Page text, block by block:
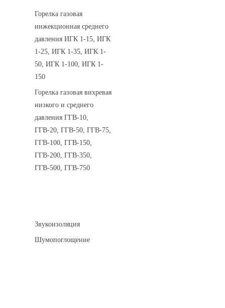
Горелка газовая
инжекционная среднего
давления ИГК 1-15, ИГК
1-25, ИГК 1-35, ИГК 1-
50, ИГК 1-100, ИГК 1-
150
Горелка газовая вихревая
низкого и среднего
давления ГГВ-10,
ГГВ-20, ГГВ-50, ГГВ-75,
ГГВ-100, ГГВ-150,
ГГВ-200, ГГВ-350,
ГГВ-500, ГГВ-750
Звукоизоляция
Шумопоглощение